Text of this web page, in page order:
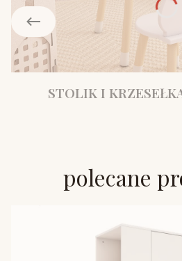
STOLIK I
polecane